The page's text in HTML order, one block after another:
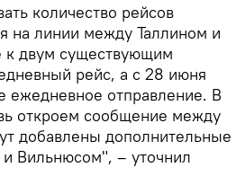
количество рейсов
на линии между Таллином и
к двум существующим
рейс, а с 28 июня
ежедневное отправление. В
откроем сообщение между
добавлены дополнительные
Вильнюсом", – уточнил